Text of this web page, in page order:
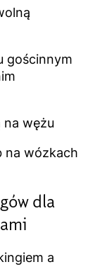
gościnnym
na wężu
na wózkach
dla
a